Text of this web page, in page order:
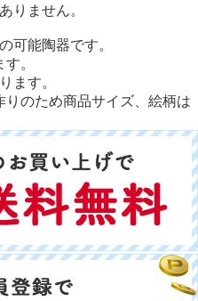
りません。
能陶器です。
。
ます。
のため商品サイズ、絵柄は